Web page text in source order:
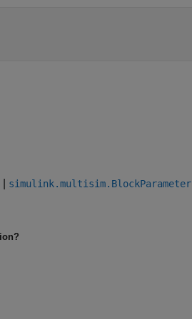
simulink.multisim.BlockParameter